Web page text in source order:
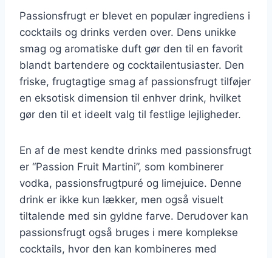
Passionsfrugt er blevet en populær ingrediens i
cocktails og drinks verden over. Dens unikke
smag og aromatiske duft gør den til en favorit
blandt bartendere og cocktailentusiaster. Den
friske, frugtagtige smag af passionsfrugt tilføjer
en eksotisk dimension til enhver drink, hvilket
gør den til et ideelt valg til festlige lejligheder.
En af de mest kendte drinks med passionsfrugt
er “Passion Fruit Martini”, som kombinerer
vodka, passionsfrugtpuré og limejuice. Denne
drink er ikke kun lækker, men også visuelt
tiltalende med sin gyldne farve. Derudover kan
passionsfrugt også bruges i mere komplekse
cocktails, hvor den kan kombineres med